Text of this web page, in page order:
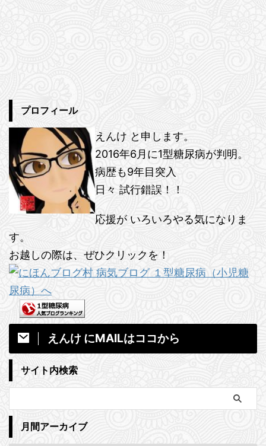
プロフィール
えんけ と申します。
2016年6月に1型糖尿病が判明。
病歴も9年目突入
日々 試行錯誤！！
応援が いろいろやる気になりま
す。
お越しの際は、ぜひクリックを！
えんけ にMAILはココから
サイト内検索
月間アーカイブ